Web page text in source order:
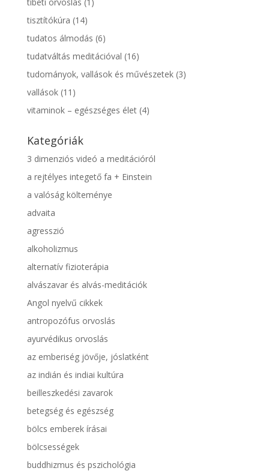
tisztítókúra (14)
tudatos álmodás (6)
tudatváltás meditációval (16)
tudományok, vallások és művészetek(3)
vallások(11)
vitaminok – egészséges élet(4)
Kategóriák
3 dimenziós videó a meditációról
a rejtélyes integető fa + Einstein
a valóság költeménye
advaita
agresszió
alkoholizmus
alternatív fizioterápia
alvászavar és alvás-meditációk
Angol nyelvű cikkek
antropozófus orvoslás
ayurvédikus orvoslás
az emberiség jövője, jóslatként
az indián és indiai kultúra
beilleszkedési zavarok
betegség és egészség
bölcs emberek írásai
bölcsességek
buddhizmus és pszichológia